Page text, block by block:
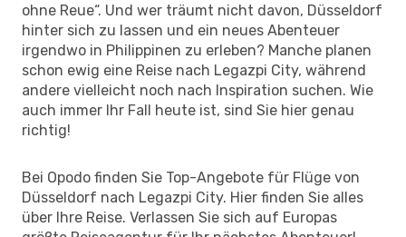
ohne Reue“. Und wer träumt nicht davon, Düsseldorf
hinter sich zu lassen und ein neues Abenteuer
irgendwo in Philippinen zu erleben? Manche planen
schon ewig eine Reise nach Legazpi City, während
andere vielleicht noch nach Inspiration suchen. Wie
auch immer Ihr Fall heute ist, sind Sie hier genau
richtig!
Bei Opodo finden Sie Top-Angebote für Flüge von
Düsseldorf nach Legazpi City. Hier finden Sie alles
über Ihre Reise. Verlassen Sie sich auf Europas